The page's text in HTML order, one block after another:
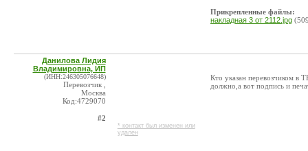
Прикрепленные файлы:
накладная 3 от 2112.jpg
Данилова Лидия
Владимировна, ИП
(ИНН:246305076648)
Перевозчик ,
Москва
Код:4729070
#2
* контакт был изменен или
удален
Кто указан перевозчиком в
должно,а вот подпись и